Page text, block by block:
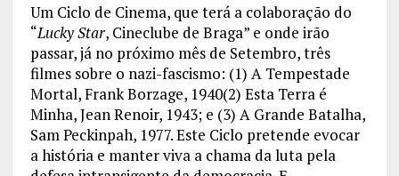
Um Ciclo de Cinema, que terá a colaboração do
“Lucky Star, Cineclube de Braga” e onde irão
passar, já no próximo mês de Setembro, três
filmes sobre o nazi-fascismo: (1) A Tempestade
Mortal, Frank Borzage, 1940(2) Esta Terra é
Minha, Jean Renoir, 1943; e (3) A Grande Batalha,
Sam Peckinpah, 1977. Este Ciclo pretende evocar
a história e manter viva a chama da luta pela